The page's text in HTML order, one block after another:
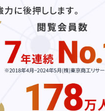
に後押しします。